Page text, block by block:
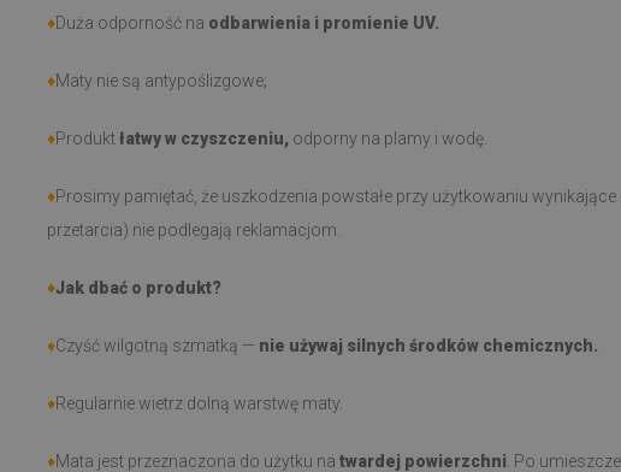
♦Duża odporność na odbarwienia i promienie UV.
♦Maty nie są antypoślizgowe;
♦Produktłatwy w czyszczeniu, odporny na plamy i wodę.
♦Prosimy pamiętać, że uszkodzenia powstałe przy użytkowaniu wynikające
przetarcia) nie podlegają reklamacjom.
♦Jak dbać o produkt?
♦Czyść wilgotną szmatką — nie używaj silnych środków chemicznych.
♦Regularnie wietrz dolną warstwę maty.
♦Mata jest przeznaczona do użytku na twardej powierzchni . Po